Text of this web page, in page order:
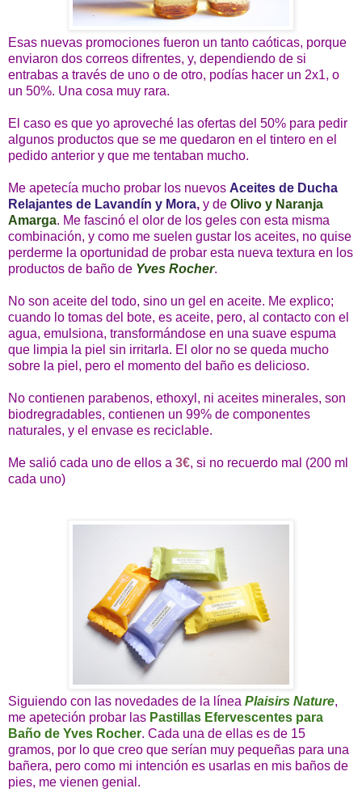
Esas nuevas promociones fueron un tanto caóticas, porque
enviaron dos correos difrentes, y, dependiendo de si
entrabas a través de uno o de otro, podías hacer un 2x1, o
un 50%. Una cosa muy rara.
El caso es que yo aproveché las ofertas del 50% para pedir
algunos productos que se me quedaron en el tintero en el
pedido anterior y que me tentaban mucho.
Me apetecía mucho probar los nuevos Aceites de Ducha
Relajantes de Lavandín y Mora, y de Olivo y Naranja
Amarga. Me fascinó el olor de los geles con esta misma
combinación, y como me suelen gustar los aceites, no quise
perderme la oportunidad de probar esta nueva textura en los
productos de baño de Yves Rocher.
No son aceite del todo, sino un gel en aceite. Me explico;
cuando lo tomas del bote, es aceite, pero, al contacto con el
agua, emulsiona, transformándose en una suave espuma
que limpia la piel sin irritarla. El olor no se queda mucho
sobre la piel, pero el momento del baño es delicioso.
No contienen parabenos, ethoxyl, ni aceites minerales, son
biodregradables, contienen un 99% de componentes
naturales, y el envase es reciclable.
Me salió cada uno de ellos a 3€, si no recuerdo mal (200 ml
cada uno)
Siguiendo con las novedades de la línea Plaisirs Nature,
me apeteción probar las Pastillas Efervescentes para
Baño de Yves Rocher. Cada una de ellas es de 15
gramos, por lo que creo que serían muy pequeñas para una
bañera, pero como mi intención es usarlas en mis baños de
pies, me vienen genial.